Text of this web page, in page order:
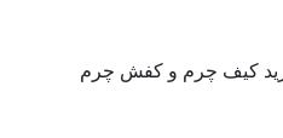
کیف چرم و کفش چرم